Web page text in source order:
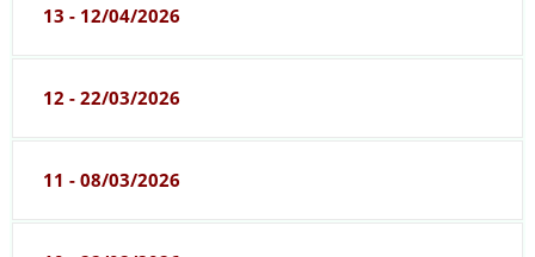
13 - 12/04/2026
12 - 22/03/2026
11 - 08/03/2026